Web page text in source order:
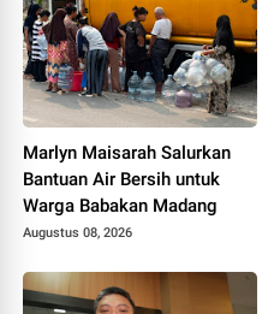
Marlyn Maisarah Salurkan
Bantuan Air Bersih untuk
Warga Babakan Madang
Augustus 08, 2026